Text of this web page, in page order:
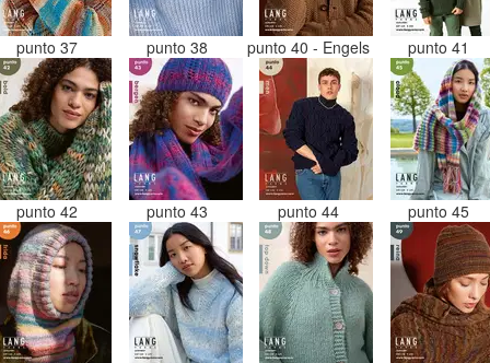
punto 37 punto 38 punto 40 - Engels punto 41
punto 42 punto 43 punto 44 punto 45